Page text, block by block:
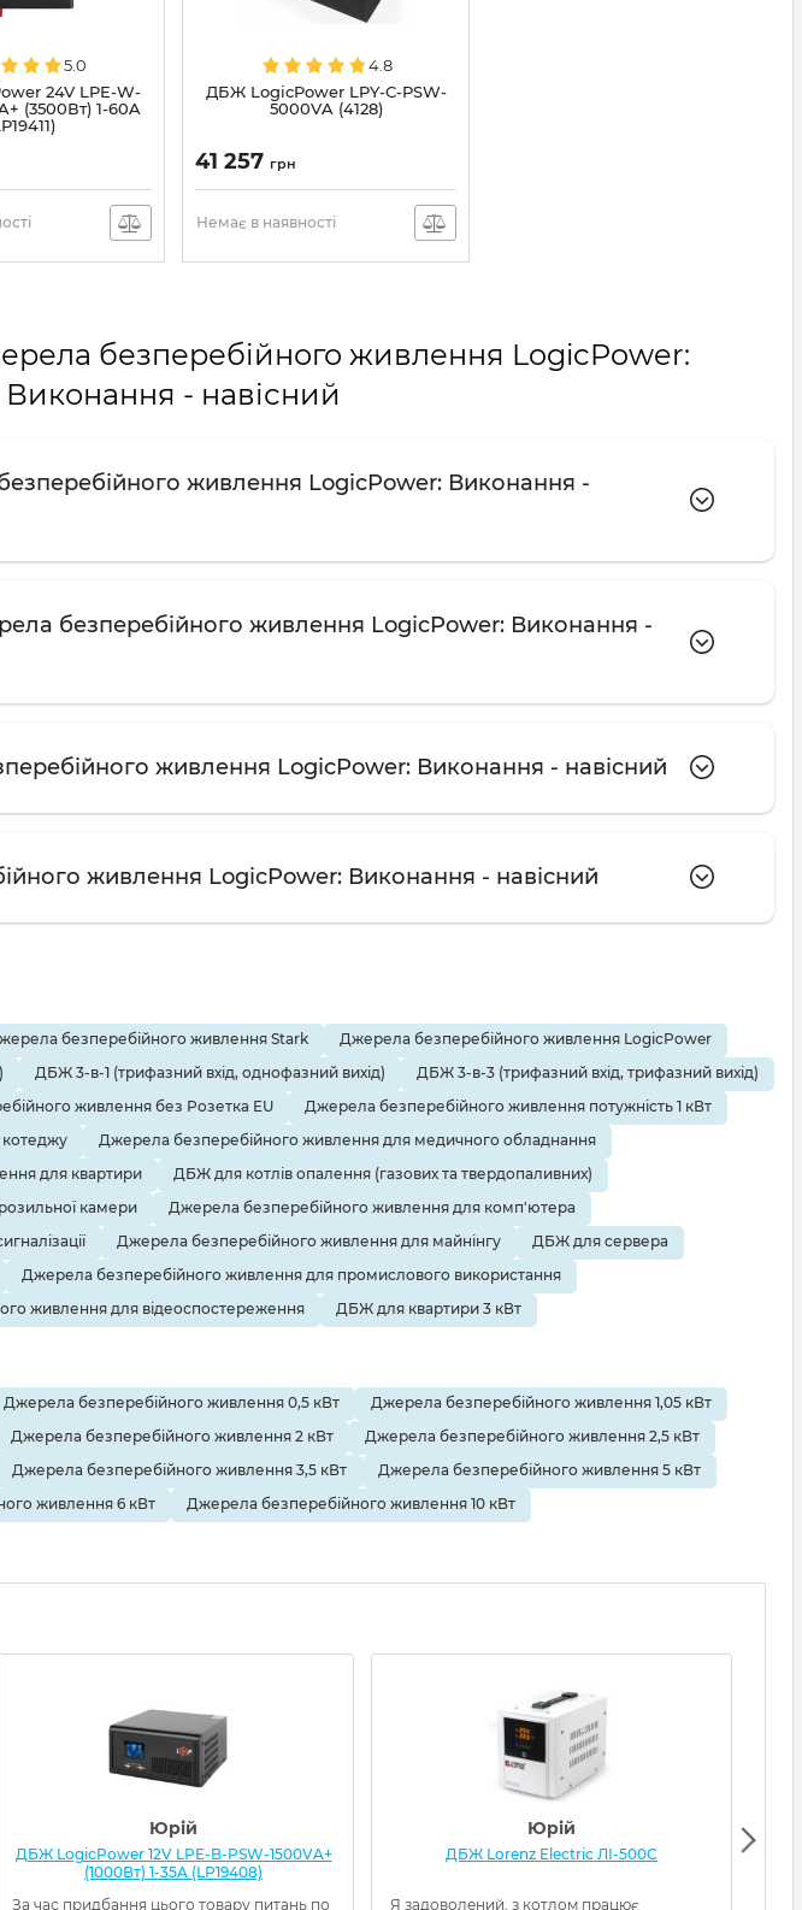
5.0
24V LPE-W-
(3500Вт) 1-60A
4.8
ДБЖ LogicPower LPY-С-PSW-
5000VA (4128)
41 257 грн
Немає в наявності
безперебійного живлення LogicPower:
Виконання - навісний
живлення LogicPower: Виконання -
безперебійного живлення LogicPower: Виконання -
живлення LogicPower: Виконання - навісний
живлення LogicPower: Виконання - навісний
безперебійного живлення Stark
Джерела безперебійного живлення LogicPower
ДБЖ 3-в-1 (трифазний вхід, однофазний вихід)
ДБЖ 3-в-3 (трифазний вхід, трифазний вихід)
живлення без Розетка EU
Джерела безперебійного живлення потужність 1 кВт
Джерела безперебійного живлення для медичного обладнання
для квартири
ДБЖ для котлів опалення (газових та твердопаливних)
камери
Джерела безперебійного живлення для комп'ютера
Джерела безперебійного живлення для майнінгу
ДБЖ для сервера
Джерела безперебійного живлення для промислового використання
живлення для відеоспостереження
ДБЖ для квартири 3 кВт
Джерела безперебійного живлення 0,5 кВт
Джерела безперебійного живлення 1,05 кВт
Джерела безперебійного живлення 2 кВт
Джерела безперебійного живлення 2,5 кВт
Джерела безперебійного живлення 3,5 кВт
Джерела безперебійного живлення 5 кВт
живлення 6 кВт
Джерела безперебійного живлення 10 кВт
Юрій
ДБЖ LogicPower 12V LPE-B-PSW-1500VA+
(1000Вт) 1-35A (LP19408)
За час придбання цього товару питань по
Юрій
ДБЖ Lorenz Electric ЛІ-500С
Я задоволений, з котлом працює